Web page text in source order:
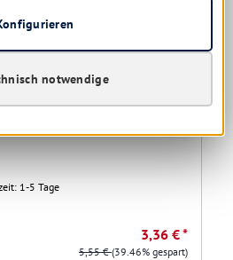
1 ltr.
1-5 Tage
3,36 € *
5,55 €(39.46% gespart)
notwendige